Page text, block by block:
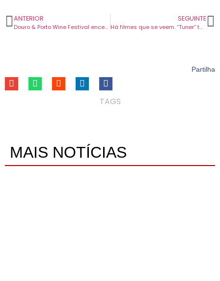
ANTERIOR
Douro & Porto Wine Festival encerrou a edição deste ano e confirmou regresso ao Douro nos dias 2 e 3 de julho de 2027.
SEGUINTE
Há filmes que se veem. “Tuner” também se ouve
Partilha
TAGS
MAIS NOTÍCIAS